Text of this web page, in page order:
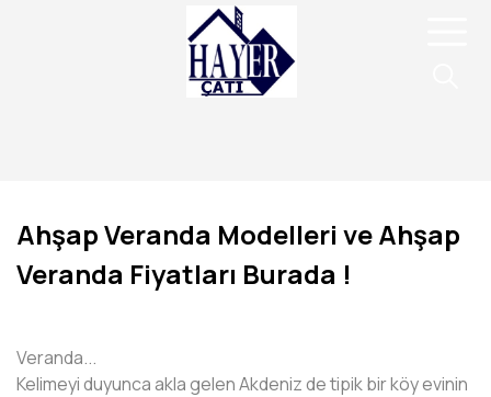
Ahşap Veranda Modelleri ve Ahşap
Veranda Fiyatları Burada !
Veranda...
Kelimeyi duyunca akla gelen Akdeniz de tipik bir köy evinin